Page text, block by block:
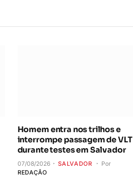
Homem entra nos trilhos e
interrompe passagem de VLT
durante testes em Salvador
07/08/2026 SALVADOR
Por
REDAÇÃO